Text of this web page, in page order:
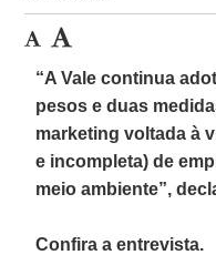
“A Vale continua
pesos e duas
marketing voltada à
e incompleta) de
meio ambiente”,
Confira a entrevista.